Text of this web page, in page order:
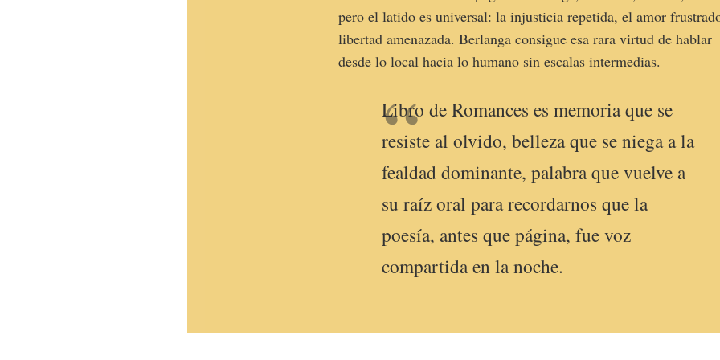
pero el latido es universal: la injusticia repetida, el amor
libertad amenazada. Berlanga consigue esa rara virtud de hablar
desde lo local hacia lo humano sin escalas intermedias.
Libro de Romances es memoria que se
resiste al olvido, belleza que se niega a la
fealdad dominante, palabra que vuelve a
su raíz oral para recordarnos que la
poesía, antes que página, fue voz
compartida en la noche.